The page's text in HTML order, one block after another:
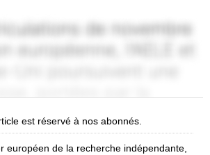
est réservé à nos abonnés.
européen de la recherche indépendante,